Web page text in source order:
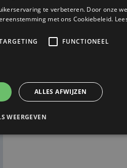
OS
SLECHTS 2 OP VOORRAAD
te verbeteren. Door onze
met ons Cookiebeleid.
FUNCTIONEEL
ALLES AFWIJZEN
WEERGEVEN